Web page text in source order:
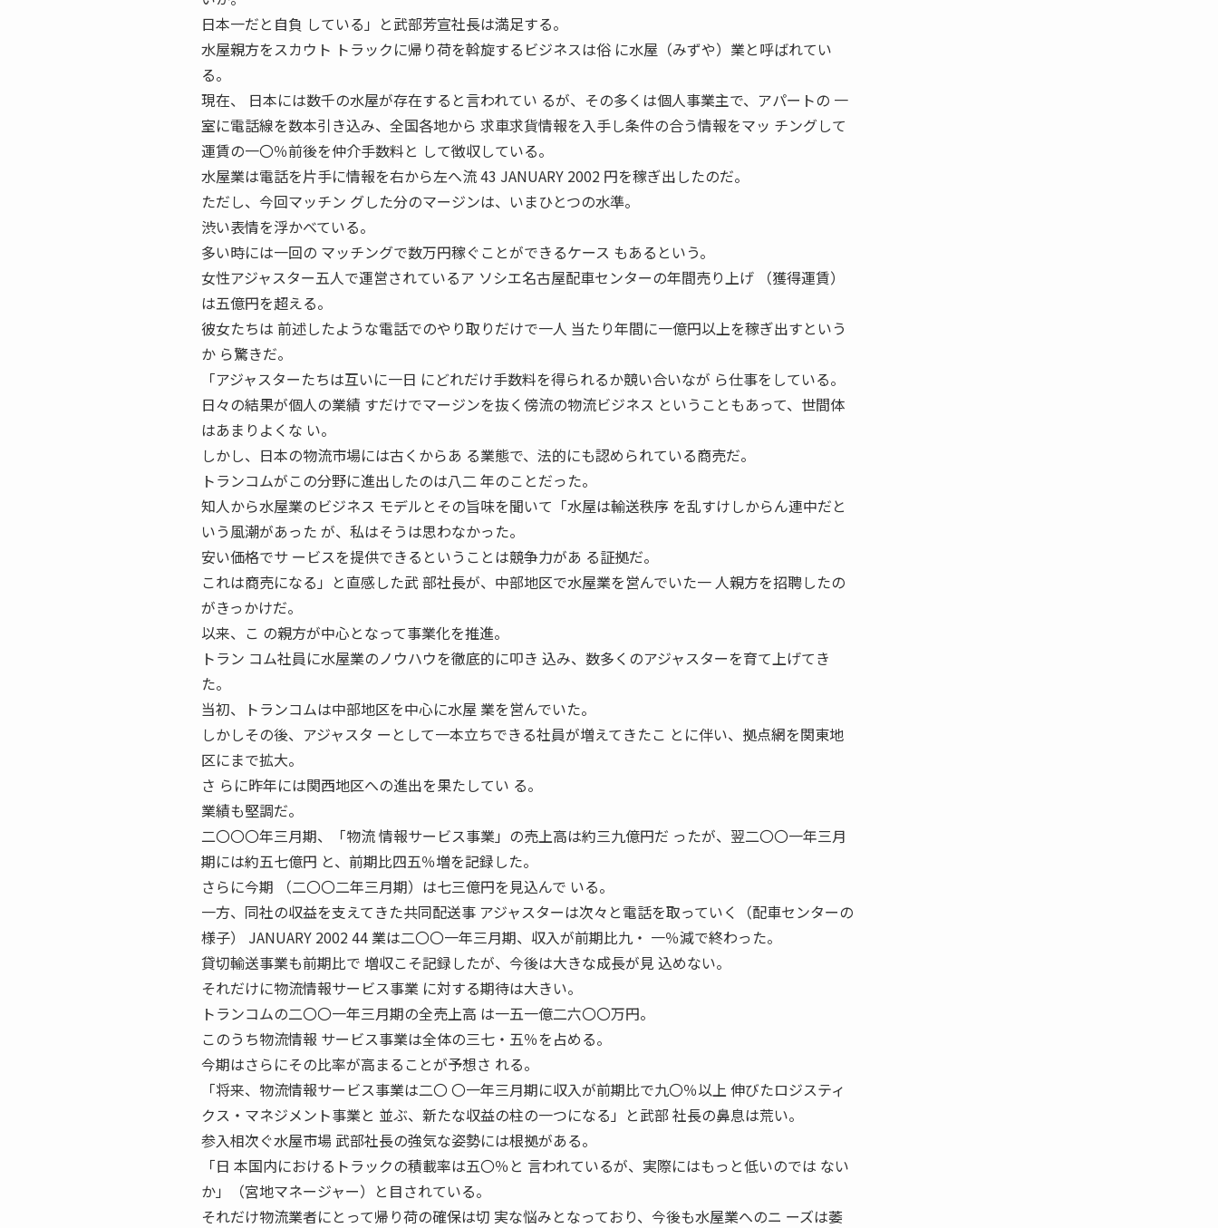
日本一だと自負 している」と武部芳宣社長は満足する。
水屋親方をスカウト トラックに帰り荷を斡旋するビジネスは俗 に水屋（みずや）業と呼ばれてい
る。
現在、 日本には数千の水屋が存在すると言われてい るが、その多くは個人事業主で、アパートの 一
室に電話線を数本引き込み、全国各地から 求車求貨情報を入手し条件の合う情報をマッ チングして
運賃の一〇％前後を仲介手数料と して徴収している。
水屋業は電話を片手に情報を右から左へ流 43 JANUARY 2002 円を稼ぎ出したのだ。
ただし、今回マッチン グした分のマージンは、いまひとつの水準。
渋い表情を浮かべている。
多い時には一回の マッチングで数万円稼ぐことができるケース もあるという。
女性アジャスター五人で運営されているア ソシエ名古屋配車センターの年間売り上げ （獲得運賃）
は五億円を超える。
彼女たちは 前述したような電話でのやり取りだけで一人 当たり年間に一億円以上を稼ぎ出すという
か ら驚きだ。
「アジャスターたちは互いに一日 にどれだけ手数料を得られるか競い合いなが ら仕事をしている。
日々の結果が個人の業績 すだけでマージンを抜く傍流の物流ビジネス ということもあって、世間体
はあまりよくな い。
しかし、日本の物流市場には古くからあ る業態で、法的にも認められている商売だ。
トランコムがこの分野に進出したのは八二 年のことだった。
知人から水屋業のビジネス モデルとその旨味を聞いて「水屋は輸送秩序 を乱すけしからん連中だと
いう風潮があった が、私はそうは思わなかった。
安い価格でサ ービスを提供できるということは競争力があ る証拠だ。
これは商売になる」と直感した武 部社長が、中部地区で水屋業を営んでいた一 人親方を招聘したの
がきっかけだ。
以来、こ の親方が中心となって事業化を推進。
トラン コム社員に水屋業のノウハウを徹底的に叩き 込み、数多くのアジャスターを育て上げてき
た。
当初、トランコムは中部地区を中心に水屋 業を営んでいた。
しかしその後、アジャスタ ーとして一本立ちできる社員が増えてきたこ とに伴い、拠点網を関東地
区にまで拡大。
さ らに昨年には関西地区への進出を果たしてい る。
業績も堅調だ。
二〇〇〇年三月期、「物流 情報サービス事業」の売上高は約三九億円だ ったが、翌二〇〇一年三月
期には約五七億円 と、前期比四五％増を記録した。
さらに今期 （二〇〇二年三月期）は七三億円を見込んで いる。
一方、同社の収益を支えてきた共同配送事 アジャスターは次々と電話を取っていく（配車センターの
様子） JANUARY 2002 44 業は二〇〇一年三月期、収入が前期比九・ 一％減で終わった。
貸切輸送事業も前期比で 増収こそ記録したが、今後は大きな成長が見 込めない。
それだけに物流情報サービス事業 に対する期待は大きい。
トランコムの二〇〇一年三月期の全売上高 は一五一億二六〇〇万円。
このうち物流情報 サービス事業は全体の三七・五％を占める。
今期はさらにその比率が高まることが予想さ れる。
「将来、物流情報サービス事業は二〇 〇一年三月期に収入が前期比で九〇％以上 伸びたロジスティ
クス・マネジメント事業と 並ぶ、新たな収益の柱の一つになる」と武部 社長の鼻息は荒い。
参入相次ぐ水屋市場 武部社長の強気な姿勢には根拠がある。
「日 本国内におけるトラックの積載率は五〇％と 言われているが、実際にはもっと低いのでは ない
か」（宮地マネージャー）と目されている。
それだけ物流業者にとって帰り荷の確保は切 実な悩みとなっており、今後も水屋業へのニ ーズは萎